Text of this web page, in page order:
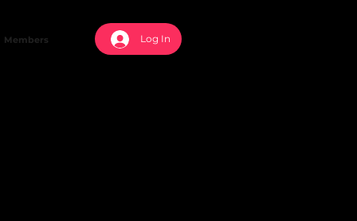
Members Log In